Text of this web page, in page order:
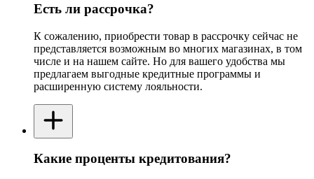
Есть ли рассрочка?
К сожалению, приобрести товар в рассрочку сейчас не
представляется возможным во многих магазинах, в том
числе и на нашем сайте. Но для вашего удобства мы
предлагаем выгодные кредитные программы и
расширенную систему лояльности.
Какие проценты кредитования?